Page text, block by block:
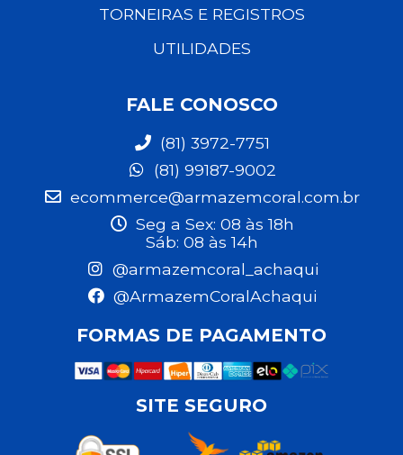
TORNEIRAS E REGISTROS
UTILIDADES
FALE CONOSCO
(81) 3972-7751
(81) 99187-9002
ecommerce@armazemcoral.com.br
Seg a Sex: 08 às 18h
Sáb: 08 às 14h
@armazemcoral_achaqui
@ArmazemCoralAchaqui
FORMAS DE PAGAMENTO
SITE SEGURO